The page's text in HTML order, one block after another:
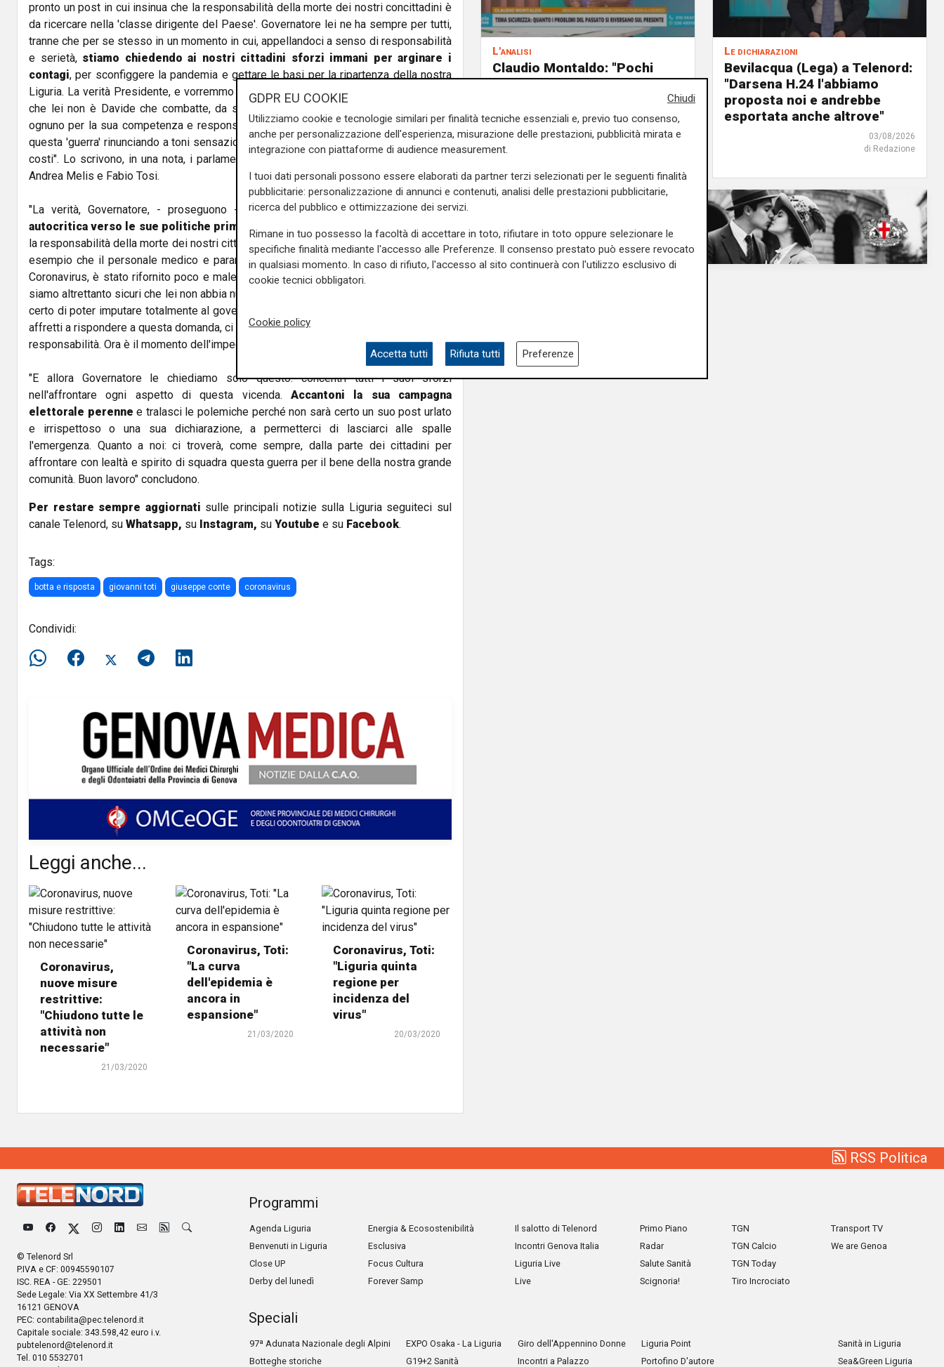
pronto un post in cui insinua che la responsabilità della morte dei nostri concittadini è
da ricercare nella 'classe dirigente del Paese'. Governatore lei ne ha sempre per tutti,
tranne che per se stesso in un momento in cui, appellandoci a senso di responsabilità
e serietà, stiamo chiedendo ai nostri cittadini sforzi immani per arginare i
contagi, per sconfiggere la pandemia e gettare le basi per la ripartenza della nostra
Liguria. La verità Presidente, e vorremmo se ne rendesse conto una volta per tutte, è
che lei non è Davide che combatte, da solo, contro Golia. La verità è che qui, tutti,
ognuno per la sua competenza e responsabilità, sta facendo il possibile per vincere
questa 'guerra' rinunciando a toni sensazionalistici e alla ricerca del consenso a tutti i
costi". Lo scrivono, in una nota, i parlamentari liguri del M5S e i consiglieri regionali
Andrea Melis e Fabio Tosi.
"La verità, Governatore, - proseguono - è chedovrebbe per una volta fare
autocritica verso le sue politiche prima di 'lavarsene le mani
' scaricando su altri
la responsabilità della morte dei nostri cittadini. Perché vede Presidente, se è vero ad
esempio che il personale medico e paramedico ligure, fin dall'inizio dell'emergenza
Coronavirus, è stato rifornito poco e male di dispositivi di protezione individuali, non
siamo altrettanto sicuri che lei non abbia nulla da rimproverarsi. Al contrario. E' davvero
certo di poter imputare totalmente al governo nazionale queste gravi carenze? Non si
affretti a rispondere a questa domanda, ci sarà tempo e modo per analizzare eventuali
responsabilità. Ora è il momento dell'impegno, non delle polemiche".
"E allora Governatore le chiediamo solo questo: concentri tutti i suoi sforzi
nell'affrontare ogni aspetto di questa vicenda. Accantoni la sua campagna
elettorale perenne e tralasci le polemiche perché non sarà certo un suo post urlato
e irrispettoso o una sua dichiarazione, a permetterci di lasciarci alle spalle
l'emergenza. Quanto a noi: ci troverà, come sempre, dalla parte dei cittadini per
affrontare con lealtà e spirito di squadra questa guerra per il bene della nostra grande
comunità. Buon lavoro" concludono.
Per restare sempre aggiornati sulle principali notizie sulla Liguria seguiteci sul
canale Telenord, su Whatsapp, su Instagram, su Youtube e su Facebook.
Tags:
botta e risposta giovanni toti giuseppe conte coronavirus
Condividi:
Leggi anche...
Coronavirus,
nuove misure
restrittive:
"Chiudono tutte le
attività non
necessarie"
21/03/2020
Coronavirus, Toti:
"La curva
dell'epidemia è
ancora in
espansione"
21/03/2020
Coronavirus, Toti:
"Liguria quinta
regione per
incidenza del
virus"
20/03/2020
L'analisi
Claudio Montaldo: "Pochi
punti d'incontro e crisi della
nemico nell'immigrato"
03/08/2026
Le dichiarazioni
Bevilacqua (Lega) a Telenord:
"Darsena H.24 l'abbiamo
proposta noi e andrebbe
esportata anche altrove"
03/08/2026
di Redazione
RSS Politica
© Telenord Srl
P.IVA e CF: 00945590107
ISC. REA - GE: 229501
Sede Legale: Via XX Settembre 41/3
16121 GENOVA
PEC: contabilita@pec.telenord.it
Capitale sociale: 343.598,42 euro i.v.
pubtelenord@telenord.it
Tel. 010 5532701
Programmi
Agenda Liguria
Benvenuti in Liguria
Close UP
Derby del lunedì
Energia & Ecosostenibilità
Esclusiva
Focus Cultura
Forever Samp
Il salotto di Telenord
Incontri Genova Italia
Liguria Live
Live
Primo Piano
Radar
Salute Sanità
Scignoria!
TGN
TGN Calcio
TGN Today
Tiro Incrociato
Transport TV
We are Genoa
Speciali
97ª Adunata Nazionale degli Alpini
Botteghe storiche
EXPO Osaka - La Liguria
G19+2 Sanità
Giro dell'Appennino Donne
Incontri a Palazzo
Liguria Point
Portofino D'autore
Sanità in Liguria
Sea&Green Liguria
Chiudi
GDPR EU COOKIE
Utilizziamo cookie e tecnologie similari per finalità tecniche essenziali e, previo tuo consenso,
anche per personalizzazione dell'esperienza, misurazione delle prestazioni, pubblicità mirata e
integrazione con piattaforme di audience measurement.
I tuoi dati personali possono essere elaborati da partner terzi selezionati per le seguenti finalità
pubblicitarie: personalizzazione di annunci e contenuti, analisi delle prestazioni pubblicitarie,
ricerca del pubblico e ottimizzazione dei servizi.
Rimane in tuo possesso la facoltà di accettare in toto, rifiutare in toto oppure selezionare le
specifiche finalità mediante l'accesso alle Preferenze. Il consenso prestato può essere revocato
in qualsiasi momento. In caso di rifiuto, l'accesso al sito continuerà con l'utilizzo esclusivo di
cookie tecnici obbligatori.
Cookie policy
Accetta tutti Rifiuta tutti Preferenze